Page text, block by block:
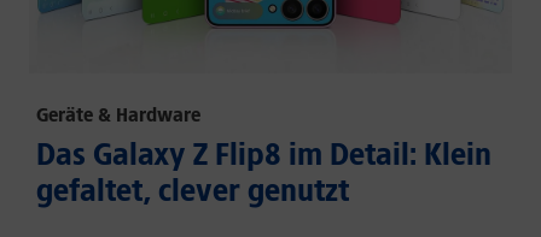
Geräte & Hardware
Das Galaxy Z Flip8 im Detail: Klein
gefaltet, clever genutzt